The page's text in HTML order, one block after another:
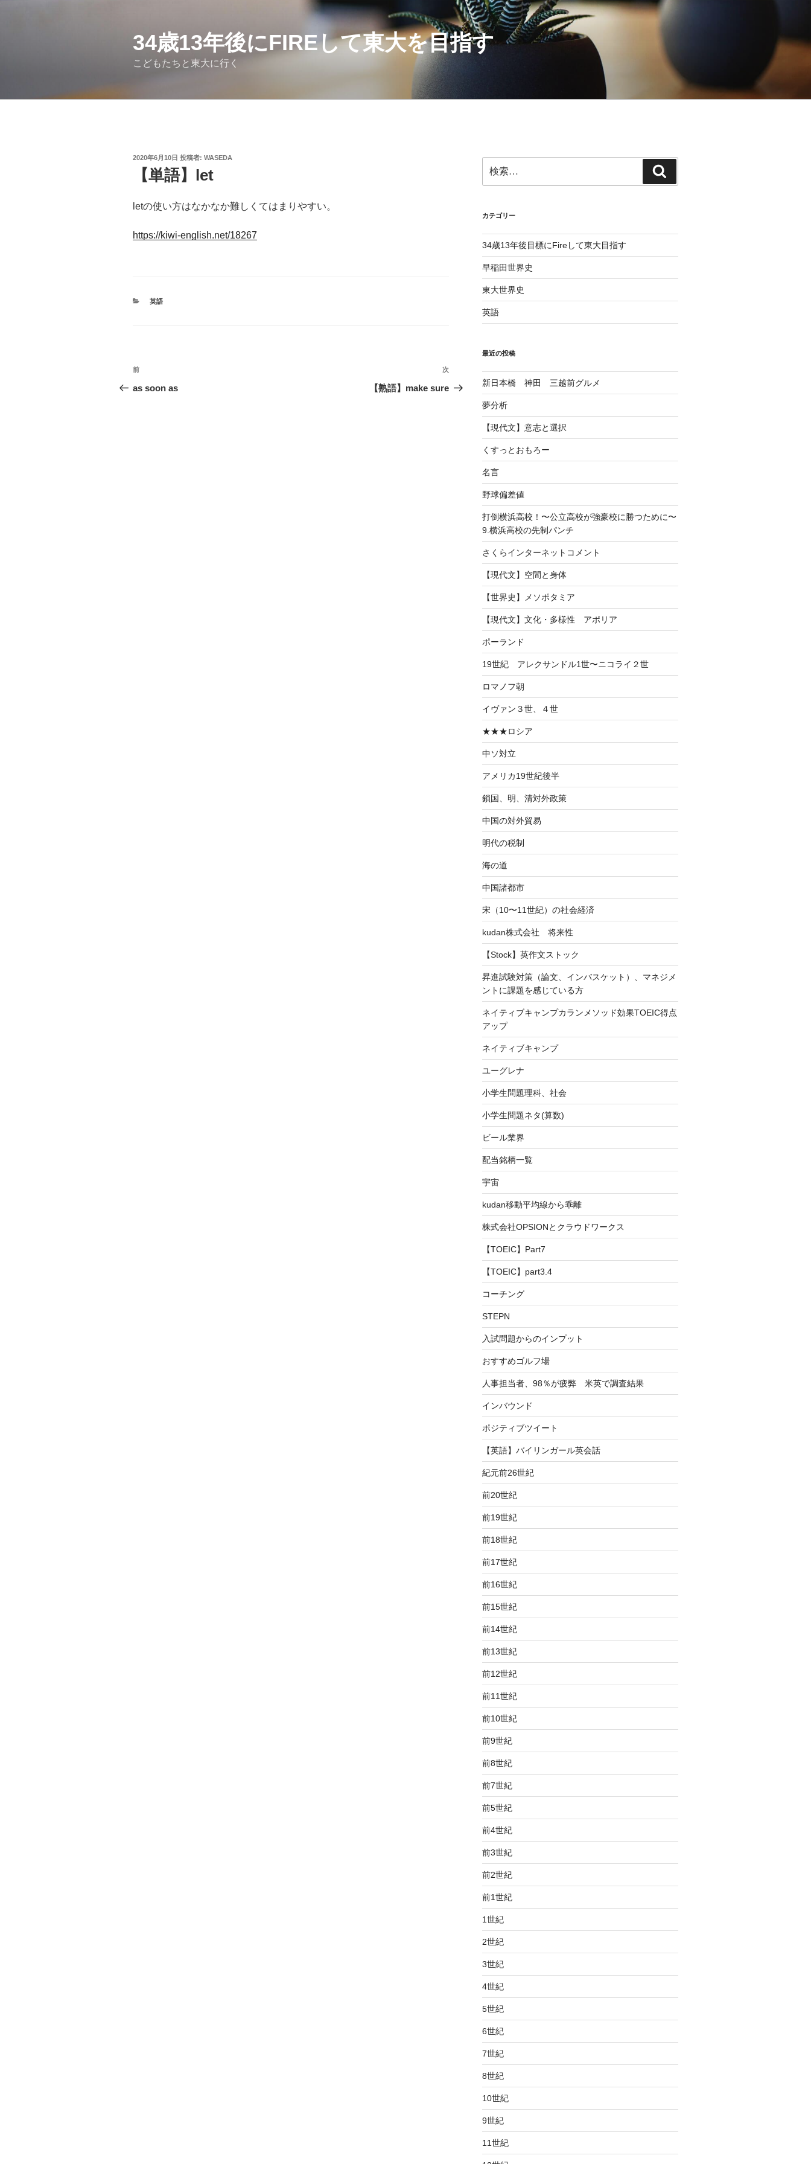
34歳13年後にFIREして東大を目指す
こどもたちと東大に行く
投
2020年6月10日 投稿者: WASEDA
【単語】let
letの使い方はなかなか難しくてはまりやすい。
https://kiwi-english.net/18267
カ
英語
投
稿
前
の
前
as soon as
次
の
次
【熟語】make sure
索:
索
カテゴリー
34歳13年後目標にFireして東大目指す
早稲田世界史
東大世界史
英語
最近の投稿
新日本橋 神田 三越前グルメ
夢分析
【現代文】意志と選択
くすっとおもろー
名言
野球偏差値
打倒横浜高校！〜公立高校が強豪校に勝つために〜
9.横浜高校の先制パンチ
さくらインターネットコメント
【現代文】空間と身体
【世界史】メソポタミア
【現代文】文化・多様性 アポリア
ポーランド
19世紀 アレクサンドル1世〜ニコライ２世
ロマノフ朝
イヴァン３世、４世
★★★ロシア
中ソ対立
アメリカ19世紀後半
鎖国、明、清対外政策
中国の対外貿易
明代の税制
海の道
中国諸都市
宋（10〜11世紀）の社会経済
kudan株式会社 将来性
【Stock】英作文ストック
昇進試験対策（論文、インバスケット）、マネジメ
ントに課題を感じている方
ネイティブキャンプカランメソッド効果TOEIC得点
アップ
ネイティブキャンプ
ユーグレナ
小学生問題理科、社会
小学生問題ネタ(算数)
ビール業界
配当銘柄一覧
宇宙
kudan移動平均線から乖離
株式会社OPSIONとクラウドワークス
【TOEIC】Part7
【TOEIC】part3.4
コーチング
STEPN
入試問題からのインプット
おすすめゴルフ場
人事担当者、98％が疲弊 米英で調査結果
インバウンド
ポジティブツイート
【英語】バイリンガール英会話
紀元前26世紀
前20世紀
前19世紀
前18世紀
前17世紀
前16世紀
前15世紀
前14世紀
前13世紀
前12世紀
前11世紀
前10世紀
前9世紀
前8世紀
前7世紀
前5世紀
前4世紀
前3世紀
前2世紀
前1世紀
1世紀
2世紀
3世紀
4世紀
5世紀
6世紀
7世紀
8世紀
10世紀
9世紀
11世紀